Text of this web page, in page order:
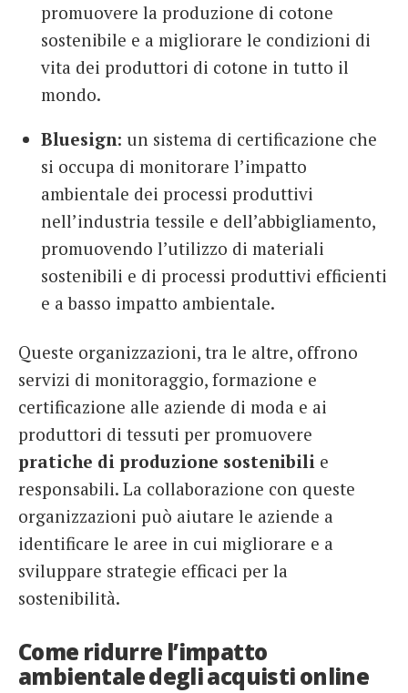
promuovere la produzione di cotone
sostenibile e a migliorare le condizioni di
vita dei produttori di cotone in tutto il
mondo.
Bluesign: un sistema di certificazione che
si occupa di monitorare l’impatto
ambientale dei processi produttivi
nell’industria tessile e dell’abbigliamento,
promuovendo l’utilizzo di materiali
sostenibili e di processi produttivi efficienti
e a basso impatto ambientale.
Queste organizzazioni, tra le altre, offrono
servizi di monitoraggio, formazione e
certificazione alle aziende di moda e ai
produttori di tessuti per promuovere
pratiche di produzione sostenibili e
responsabili. La collaborazione con queste
organizzazioni può aiutare le aziende a
identificare le aree in cui migliorare e a
sviluppare strategie efficaci per la
sostenibilità.
Come ridurre l’impatto
ambientale degli acquisti online